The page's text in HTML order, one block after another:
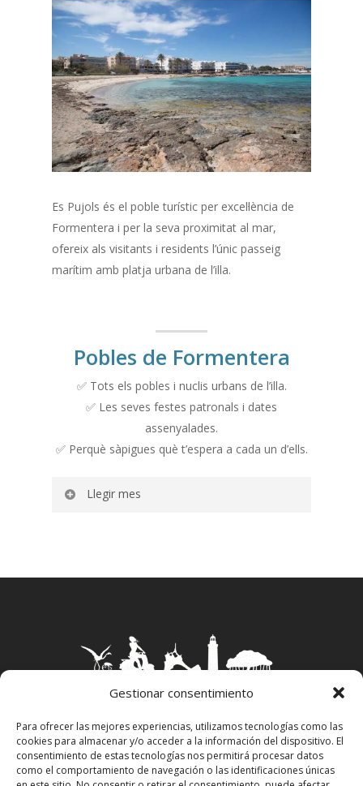
Gestionar consentimiento
Para ofrecer las mejores experiencias, utilizamos tecnologías como las
cookies para almacenar y/o acceder a la información del dispositivo. El
consentimiento de estas tecnologías nos permitirá procesar datos
como el comportamiento de navegación o las identificaciones únicas
Es Pujols és el poble turístic per excel·lència de
Formentera i per la seva proximitat al mar,
ofereix als visitants i residents l’únic passeig
marítim amb platja urbana de l’illa.
Pobles de Formentera
✅ Tots els pobles i nuclis urbans de l’illa.
✅ Les seves festes patronals i dates
assenyalades.
✅ Perquè sàpigues què t’espera a cada un d’ells.
Llegir mes
voltant de cadascuna de les esglésies.
A Formentera també tenim diversos nuclis
urbans als quals en molts casos ens referim
consideració històrica ni les figures de
protecció que esmentàvem abans.
Els nuclis urbans més importants i visitats
Aviso Legal– Política Privacidad–Política
Cookies–Propiedad Intelectual